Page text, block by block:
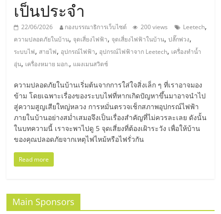
ส
เอ็
มอี
ไทย,
SMEs,
แฟ
รน
ไชส์,
เป็นประจำ
22/06/2026 กองบรรณาธิการเว็บไซต์ 200 views Leetech,
ความปลอดภัยในบ้าน, จุดเสี่ยงไฟฟ้า, จุดเสี่ยงไฟฟ้าในบ้าน,ปลั๊กพ่วง,
ระบบไฟ, สายไฟ, อุปกรณ์ไฟฟ้า, อุปกรณ์ไฟฟ้าจาก Leetech, เครื่องทำน้ำ
อุ่น, เครื่องหมาย มอก., แผงเมนสวิตช์
ความปลอดภัยในบ้านเริ่มต้นจากการใส่ใจสิ่งเล็ก ๆ ที่เราอาจมอง
ข้าม โดยเฉพาะเรื่องของระบบไฟที่หากเกิดปัญหาขึ้นมาอาจนำไป
สู่ความสูญเสียใหญ่หลวง การหมั่นตรวจเช็กสภาพอุปกรณ์ไฟฟ้า
ภายในบ้านอย่างสม่ำเสมอจึงเป็นเรื่องสำคัญที่ไม่ควรละเลย ดังนั้น
ในบทความนี้ เราจะพาไปดู 5 จุดเสี่ยงที่ต้องเฝ้าระวัง เพื่อให้บ้าน
ของคุณปลอดภัยจากเหตุไฟไหม้หรือไฟรั่วกัน
Read more
Main Sponsors